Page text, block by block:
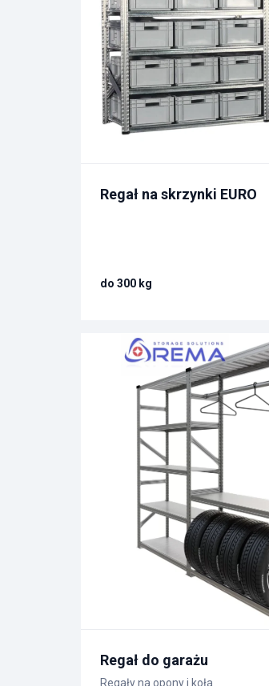
Regał na skrzynki EURO
do 300 kg
Regał do garażu
Regały na opony i koła